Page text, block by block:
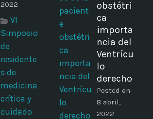
2022
VI
Simposio
de
residente
s de
medicina
crítica y
cuidado
obstétri
ca
importa
ncia del
Ventrícu
lo
derecho
Posted on
8 abril,
2022